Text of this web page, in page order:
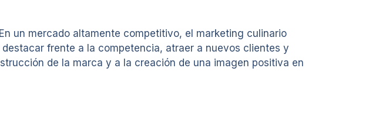
un mercado altamente competitivo, el marketing culinario
frente a la competencia, atraer a nuevos clientes y
de la marca y a la creación de una imagen positiva en